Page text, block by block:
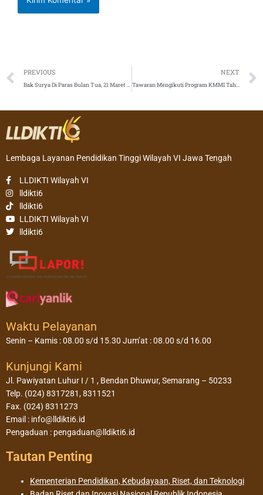
Prev
PREVIOUS
Bak Surya Di Paras Bulan Tua, 21 Maret 2021
NEXT
Tawaran Mengikuti Program KMMI Tahun 2021
Lembaga Layanan Pendidikan Tinggi Wilayah VI Jawa Tengah
LLDIKTI Wilayah VI
lldikti6
lldikti6
LLDIKTI Wilayah VI
lldikti6
Waktu Pelayanan
Senin – Kamis : 08.00 s/d 15.30 Jum’at : 08.00 s/d 16.00
Kunjungi Kami
Jl. Pawiyatan Luhur I / 1 , Bendan Dhuwur, Semarang – 50233
Telp. (024) 8317281, 8311521
Fax. (024) 8311273
Email : info@lldikti6.id
Pengaduan : pengaduan@lldikti6.id
Tautan Penting
Kementerian Pendidikan, Kebudayaan, Riset, dan Teknologi